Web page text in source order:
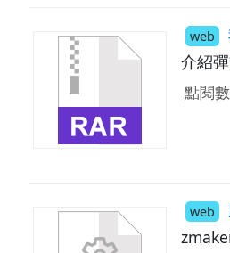
web
介紹
點閱
web